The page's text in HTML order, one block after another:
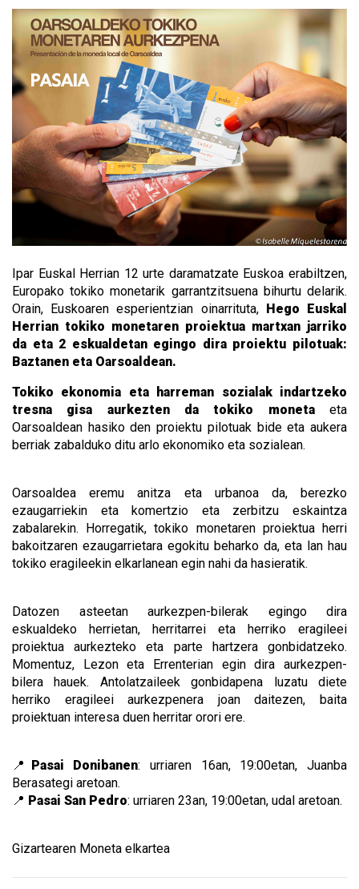
Ipar Euskal Herrian 12 urte daramatzate Euskoa erabiltzen,
Europako tokiko monetarik garrantzitsuena bihurtu delarik.
Orain, Euskoaren esperientzian oinarrituta,
Hego Euskal
Herrian tokiko monetaren proiektua martxan jarriko
da eta 2 eskualdetan egingo dira proiektu pilotuak:
Baztanen eta Oarsoaldean.
Tokiko ekonomia eta harreman sozialak indartzeko
tresna gisa aurkezten da tokiko monetaeta
Oarsoaldean hasiko den proiektu pilotuak bide eta aukera
berriak zabalduko ditu arlo ekonomiko eta sozialean.
Oarsoaldea eremu anitza eta urbanoa da, berezko
ezaugarriekin eta komertzio eta zerbitzu eskaintza
zabalarekin. Horregatik, tokiko monetaren proiektua herri
bakoitzaren ezaugarrietara egokitu beharko da, eta lan hau
tokiko eragileekin elkarlanean egin nahi da hasieratik.
Datozen asteetan aurkezpen-bilerak egingo dira
eskualdeko herrietan, herritarrei eta herriko eragileei
proiektua aurkezteko eta parte hartzera gonbidatzeko.
Momentuz, Lezon eta Errenterian egin dira aurkezpen-
bilera hauek. Antolatzaileek gonbidapena luzatu diete
herriko eragileei aurkezpenera joan daitezen, baita
proiektuan interesa duen herritar orori ere.
📍 Pasai Donibanen: urriaren 16an, 19:00etan, Juanba
Berasategi aretoan.
📍 Pasai San Pedro: urriaren 23an, 19:00etan, udal aretoan.
Gizartearen Moneta elkartea